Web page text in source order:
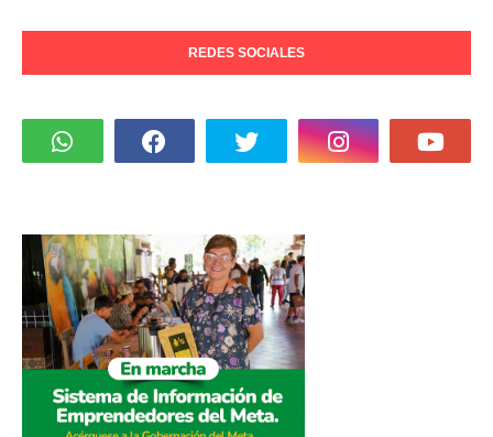
REDES SOCIALES